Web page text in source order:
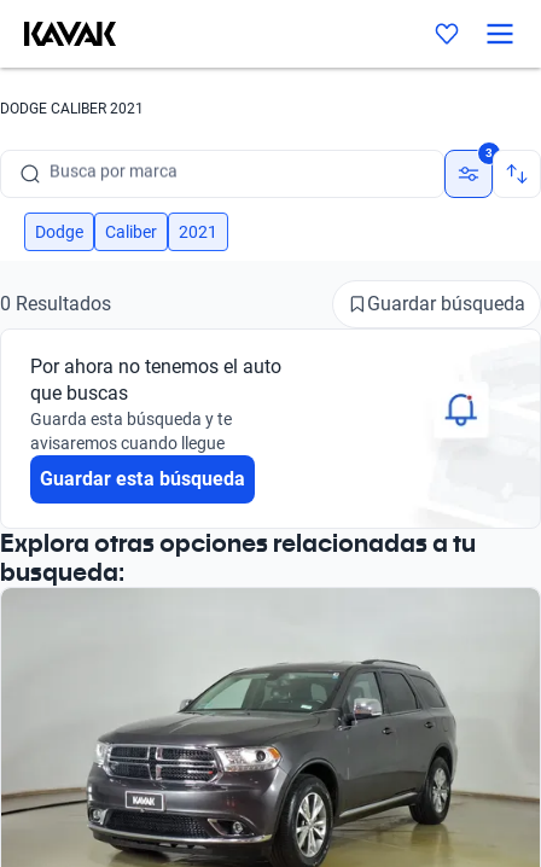
DODGE CALIBER 2021
Busca por modelo
Busca por versión
Busca por marca
Busca por modelo
Busca por versión
3
Dodge Caliber 2021
0 Resultados Guardar búsqueda
Por ahora no tenemos el auto
que buscas
Guarda esta búsqueda y te
avisaremos cuando llegue
Guardar esta búsqueda
Explora otras opciones relacionadas a tu
busqueda: